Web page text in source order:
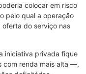
colocar em risco
pelo qual a operação
oferta do serviço nas
iniciativa privada fique
com renda mais alta —,